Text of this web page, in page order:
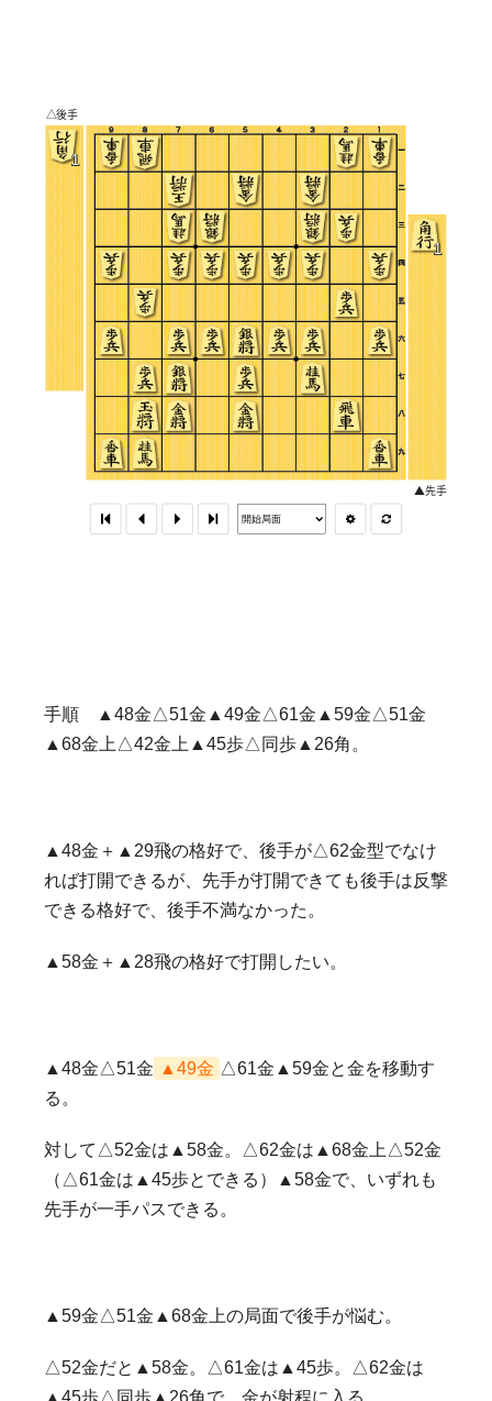
手順 ▲48金△51金▲49金△61金▲59金△51金
▲68金上△42金上▲45歩△同歩▲26角。
▲48金＋▲29飛の格好で、後手が△62金型でなけ
れば打開できるが、先手が打開できても後手は反撃
できる格好で、後手不満なかった。
▲58金＋▲28飛の格好で打開したい。
▲48金△51金 ▲49金 △61金▲59金と金を移動す
る。
対して△52金は▲58金。△62金は▲68金上△52金
（△61金は▲45歩とできる）▲58金で、いずれも
先手が一手パスできる。
▲59金△51金▲68金上の局面で後手が悩む。
△52金だと▲58金。△61金は▲45歩。△62金は